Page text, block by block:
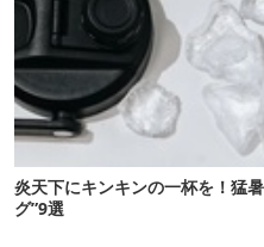
炎天下にキンキンの一杯を！猛
グ”9選